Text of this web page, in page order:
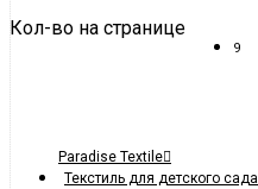
Кол-во на странице
9
Paradise Textile
Текстиль для детского сада